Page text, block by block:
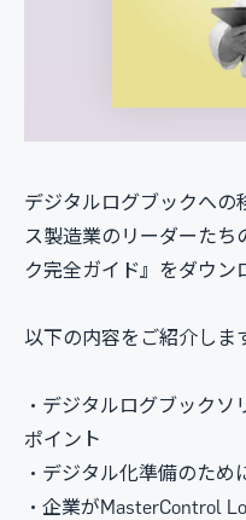
デジタルログブックへの
ス製造業のリーダーたち
ク完全ガイド』をダウン
以下の内容をご紹介しま
・デジタルログブック
ポイント
・デジタル化準備のた
・企業がMasterControl